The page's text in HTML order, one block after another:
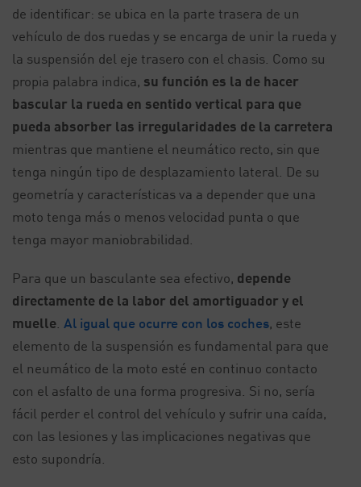
de identificar: se ubica en la parte trasera de un
vehículo de dos ruedas y se encarga de unir la rueda y
la suspensión del eje trasero con el chasis. Como su
propia palabra indica, su función es la de hacer
bascular la rueda en sentido vertical para que
pueda absorber las irregularidades de la carretera
mientras que mantiene el neumático recto, sin que
tenga ningún tipo de desplazamiento lateral. De su
geometría y características va a depender que una
moto tenga más o menos velocidad punta o que
tenga mayor maniobrabilidad.
Para que un basculante sea efectivo, depende
directamente de la labor del amortiguador y el
muelle Al igual que ocurre con los coches, este
elemento de la suspensión es fundamental para que
el neumático de la moto esté en continuo contacto
con el asfalto de una forma progresiva. Si no, sería
fácil perder el control del vehículo y sufrir una caída,
con las lesiones y las implicaciones negativas que
esto supondría.